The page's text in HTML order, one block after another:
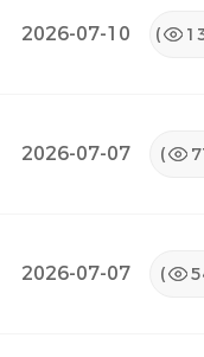
2026-07-10 (
2026-07-07 (
2026-07-07 (